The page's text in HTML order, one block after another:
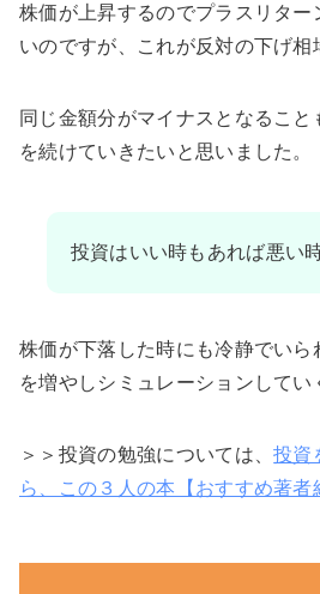
株価が上昇するのでプラスリター
いのですが、これが反対の下げ相
同じ金額分がマイナスとなるこ
を続けていきたいと思いました。
投資はいい時もあれば悪い
株価が下落した時にも冷静でい
を増やしシミュレーションしてい
＞＞投資の勉強については、投資
ら、この３人の本【おすすめ著者